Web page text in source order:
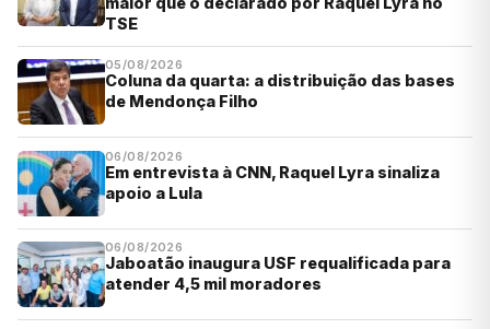
TSE
05/08/2026
Coluna da quarta: a distribuição das bases
de Mendonça Filho
06/08/2026
Em entrevista à CNN, Raquel Lyra sinaliza
apoio a Lula
06/08/2026
Jaboatão inaugura USF requalificada para
atender 4,5 mil moradores